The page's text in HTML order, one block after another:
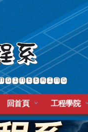
回首頁 工程學院